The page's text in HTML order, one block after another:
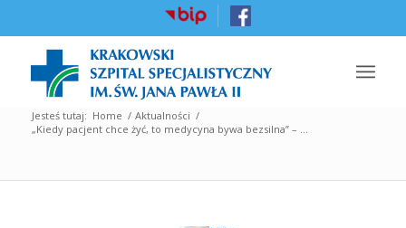
Jesteś tutaj: Home / Aktualności /
„Kiedy pacjent chce żyć, to medycyna bywa bezsilna” – ...